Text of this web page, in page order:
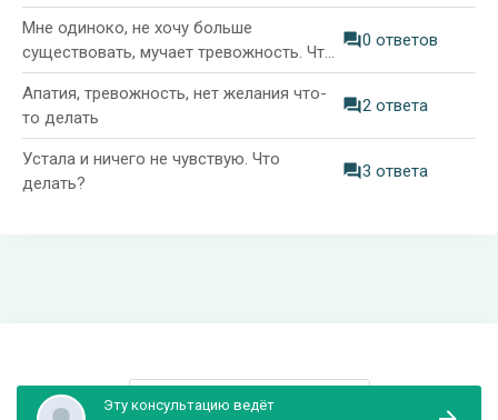
вину и тревогу
Мне одиноко, не хочу больше
существовать, мучает тревожность. Что
делать?
0 ответов
Апатия, тревожность, нет желания что-
то делать
2 ответа
Устала и ничего не чувствую. Что
делать?
3 ответа
Эту консультацию ведёт